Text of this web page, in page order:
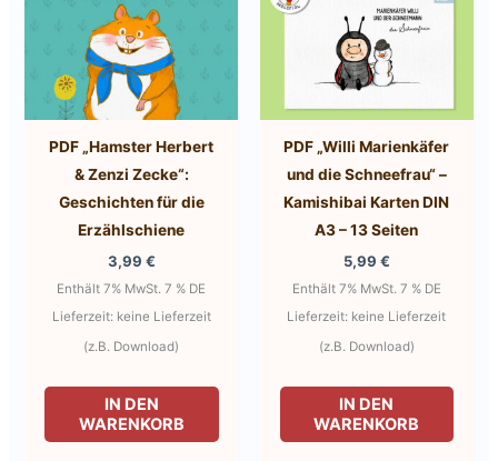
PDF „Hamster Herbert
& Zenzi Zecke“:
Geschichten für die
Erzählschiene
3,99 €
Enthält 7% MwSt. 7 % DE
Lieferzeit: keine Lieferzeit
(z.B. Download)
IN DEN
WARENKORB
PDF „Willi Marienkäfer
und die Schneefrau“ –
Kamishibai Karten DIN
A3 – 13 Seiten
5,99 €
Enthält 7% MwSt. 7 % DE
Lieferzeit: keine Lieferzeit
(z.B. Download)
IN DEN
WARENKORB